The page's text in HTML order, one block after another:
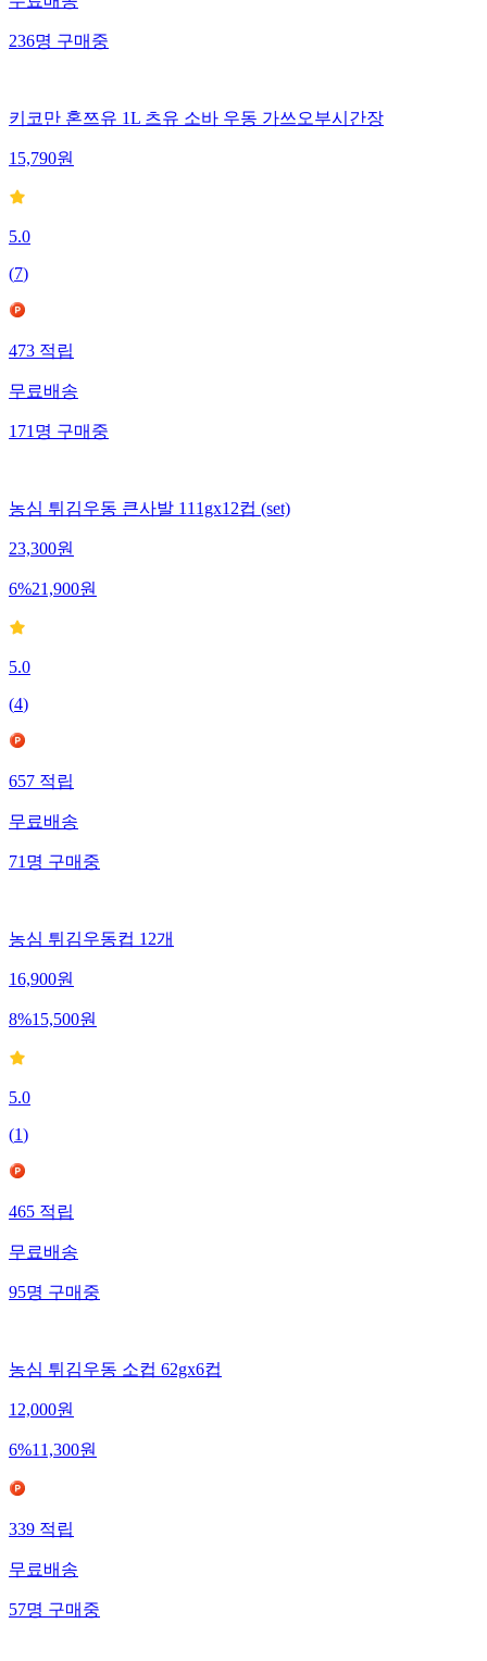
236명 구매중
키코만 혼쯔유 1L 츠유 소바 우동 가쓰오부시간장
15,790원
5.0
(7)
473 적립
무료배송
171 명 구매중
농심 튀김우동 큰사발 111gx12컵 (set)
23,300원
6%21,900원
5.0
(4)
657적립
무료배송
71명구매중
농심 튀김우동컵 12개
16,900원
8%15,500원
5.0
(1)
465적립
무료배송
95명구매중
농심 튀김우동 소컵 62gx6컵
12,000원
6%11,300원
339적립
무료배송
57명구매중